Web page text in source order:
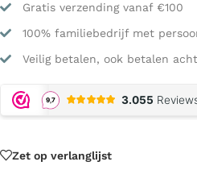
Gratis verzending vanaf €100
100% familiebedrijf met
Veilig betalen, ook betalen
Zet op verlanglijst